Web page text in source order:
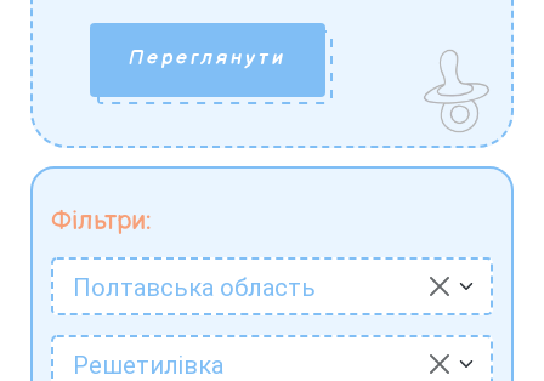
Фільтри:
Полтавська область
Решетилівка
Переглянути